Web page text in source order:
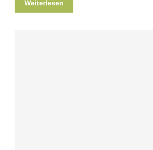
Weiterlesen